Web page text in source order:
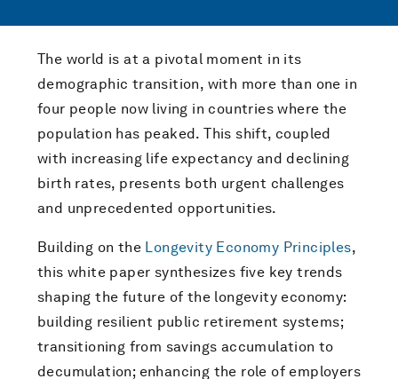
The world is at a pivotal moment in its
demographic transition, with more than one in
four people now living in countries where the
population has peaked. This shift, coupled
with increasing life expectancy and declining
birth rates, presents both urgent challenges
and unprecedented opportunities.
Building on the Longevity Economy Principles,
this white paper synthesizes five key trends
shaping the future of the longevity economy:
building resilient public retirement systems;
transitioning from savings accumulation to
decumulation; enhancing the role of employers